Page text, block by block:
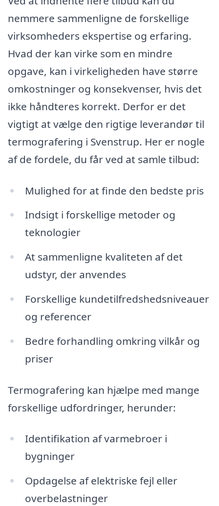
nemmere sammenligne de forskellige
virksomheders ekspertise og erfaring.
Hvad der kan virke som en mindre
opgave, kan i virkeligheden have større
omkostninger og konsekvenser, hvis det
ikke håndteres korrekt. Derfor er det
vigtigt at vælge den rigtige leverandør til
termografering i Svenstrup. Her er nogle
af de fordele, du får ved at samle tilbud:
Mulighed for at finde den bedste pris
Indsigt i forskellige metoder og
teknologier
At sammenligne kvaliteten af det
udstyr, der anvendes
Forskellige kundetilfredshedsniveauer
og referencer
Bedre forhandling omkring vilkår og
priser
Termografering kan hjælpe med mange
forskellige udfordringer, herunder:
Identifikation af varmebroer i
bygninger
Opdagelse af elektriske fejl eller
overbelastninger